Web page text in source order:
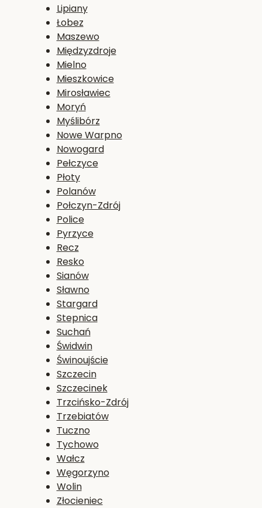
Lipiany
Łobez
Maszewo
Międzyzdroje
Mielno
Mieszkowice
Mirosławiec
Moryń
Myślibórz
Nowe Warpno
Nowogard
Pełczyce
Płoty
Polanów
Połczyn-Zdrój
Police
Pyrzyce
Recz
Resko
Sianów
Sławno
Stargard
Stepnica
Suchań
Świdwin
Świnoujście
Szczecin
Szczecinek
Trzcińsko-Zdrój
Trzebiatów
Tuczno
Tychowo
Wałcz
Węgorzyno
Wolin
Złocieniec